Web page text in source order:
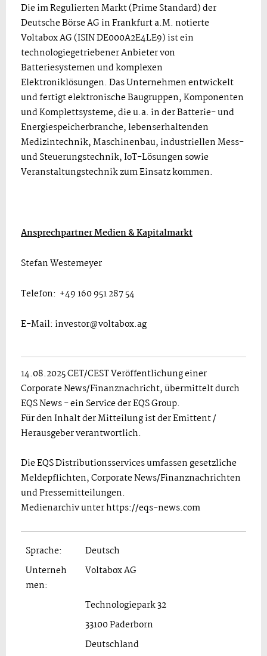
Die im Regulierten Markt (Prime Standard) der
Deutsche Börse AG in Frankfurt a.M. notierte
Voltabox AG (ISIN DE000A2E4LE9) ist ein
technologiegetriebener Anbieter von
Batteriesystemen und komplexen
Elektroniklösungen. Das Unternehmen entwickelt
und fertigt elektronische Baugruppen, Komponenten
und Komplettsysteme, die u.a. in der Batterie- und
Energiespeicherbranche, lebenserhaltenden
Medizintechnik, Maschinenbau, industriellen Mess-
und Steuerungstechnik, IoT-Lösungen sowie
Veranstaltungstechnik zum Einsatz kommen.
Ansprechpartner Medien & Kapitalmarkt
Stefan Westemeyer
Telefon: +49 160 951 287 54
E-Mail: investor@voltabox.ag
14.08.2025 CET/CEST Veröffentlichung einer
Corporate News/Finanznachricht, übermittelt durch
EQS News - ein Service der EQS Group.
Für den Inhalt der Mitteilung ist der Emittent /
Herausgeber verantwortlich.
Die EQS Distributionsservices umfassen gesetzliche
Meldepflichten, Corporate News/Finanznachrichten
und Pressemitteilungen.
Medienarchiv unter https://eqs-news.com
Sprache:
Deutsch
Unterneh
men:
Voltabox AG
Technologiepark 32
33100 Paderborn
Deutschland